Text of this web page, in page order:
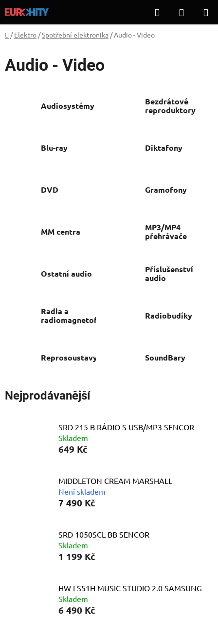
na
obsah
Hledat
KOŠÍK
Domů
/ Elektro /Spotřební elektronika /Audio - Video
Audio - Video
Audiosystémy
Bezdrátové
reproduktory
Blu-ray Diktafony
DVD Gramofony
MM centra
MP3/MP4
přehrávače
Ostatní audio
Příslušenství
audio
Radia a
radiomagnetofony
Radiobudíky
Reprosoustavy SoundBary
Nejprodávanější
SRD 215 B RÁDIO S USB/MP3 SENCOR
Skladem
649 Kč
MIDDLETON CREAM MARSHALL
Není skladem
7 490 Kč
SRD 1050SCL BB SENCOR
Skladem
1 199 Kč
HW LS51H MUSIC STUDIO 2.0 SAMSUNG
Skladem
6 490 Kč